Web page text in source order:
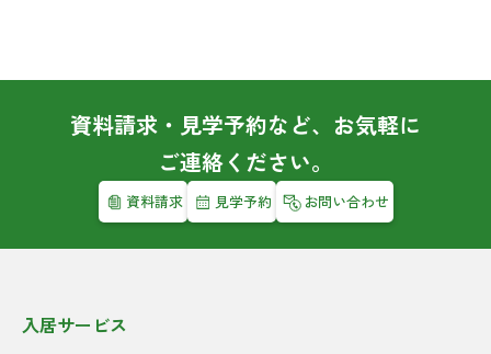
資料請求・見学予約など、お気軽に
ご連絡ください。
資料請求 見学予約 お問い合わせ
入居サービス